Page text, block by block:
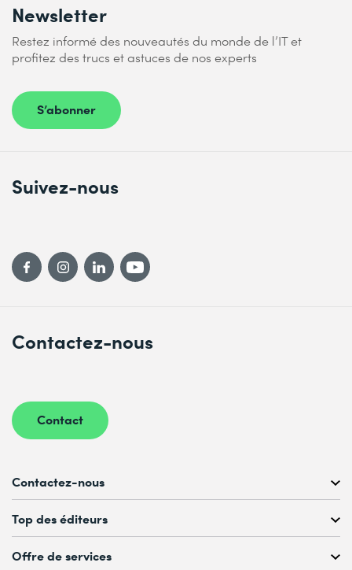
Newsletter
Restez informé des nouveautés du monde de l’IT et
profitez des trucs et astuces de nos experts
S’abonner
Contactez-nous
Contact
Suivez-nous
Contactez-nous
Conseil personnalisé au
022 738 80 80 ou 021 321 65 00
Top des éditeurs
Microsoft
Offre de services